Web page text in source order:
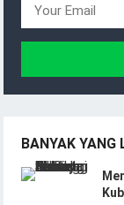
BANYAK YANG